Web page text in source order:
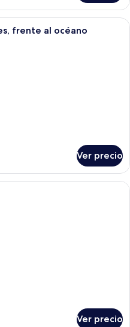
Un balcón con vista a la playa, una
frente al océano
Ver precio
Una sala de estar moderna con un
Ver precio